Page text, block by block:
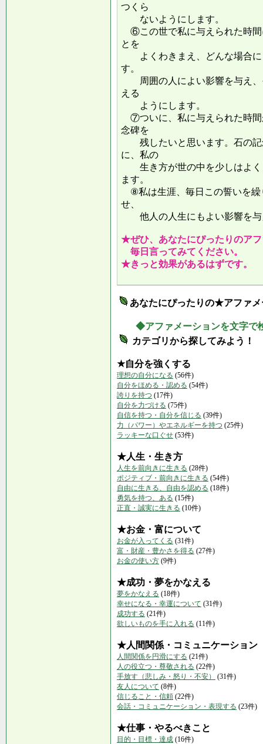
つくら
ないようにします。
⑥この世で私に与えられた時間
とを
よくわきまえ、どんな場合に
す。
周囲の人によい影響を与え、
える
ようにします。
⑦ついに、私に与えられた時間
念碑を
残したいと思います。石の記
に、私の
生き方が世の中を少しはよく
ます。
⑧私は生涯、毎日この誓いを繰
せ、
他人の人生にもよい影響
★ぜひ、あなたにぴったりのア
毎日言ってみてください。
★きっと効果があるはずです。
あなたにぴったりの★アファ
◆アファメーションを文字で
カテゴリから探してみよう！
★自分を強くする
理想の自分になる (56件)
自分をほめる・認める (54件)
誇りを持つ (17件)
自分を力づける (75件)
自信を持つ・自分を信じる (39件)
力（パワー）やエネルギーを持つ (25件)
ラッキーな口ぐせ (53件)
★人生・生き方
人生を前向きに生きる (28件)
ポジティブ・前向きに生きる (54件)
自由に生きる、自由を認める (18件)
勇気を持つ、ある (15件)
正直・誠実に生きる (10件)
★お金・富について
お金が入ってくる (31件)
富・財産・豊かさを得る (27件)
お金の使い方 (9件)
★成功・夢をかなえる
夢をかなえる (18件)
幸せになる・幸運について (31件)
成功する (21件)
欲しいものを手に入れる (11件)
★人間関係・コミュニケーション
人間関係を円滑にする (21件)
人の役立つ・尊敬される (22件)
手放す（悲しみ・怒り・不安）
(31件)
友人について (8件)
信じること・信頼 (22件)
会話・コミュニケーション・表現する (23件)
★仕事・やるべきこと
目的・目標・達成 (16件)